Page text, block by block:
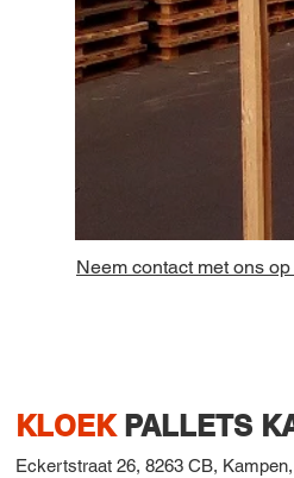
Neem contact met ons
KLOEK PALLETS
Eckertstraat 26, 8263 CB,